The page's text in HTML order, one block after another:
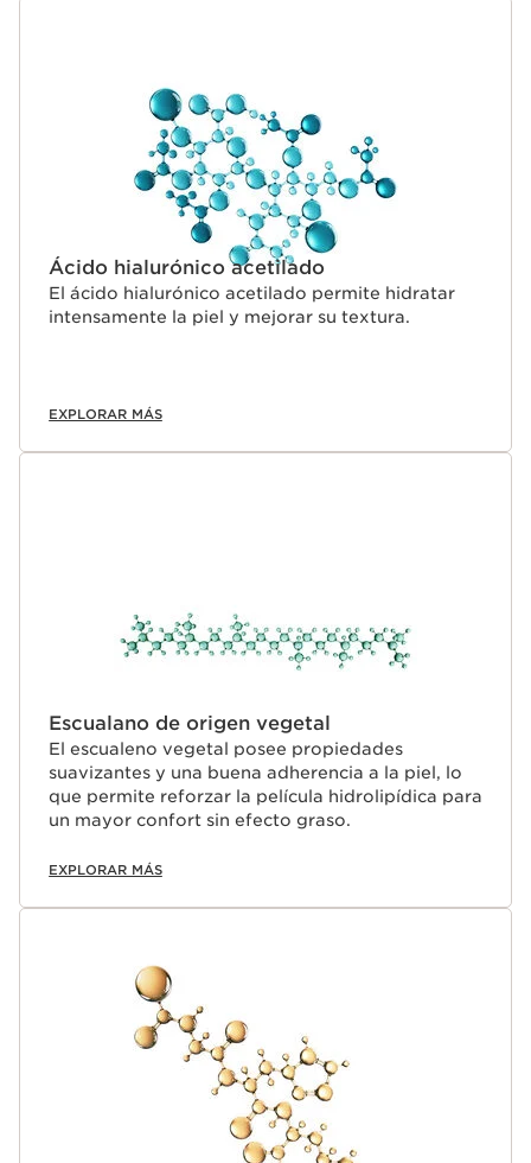
Ácido hialurónico acetilado
El ácido hialurónico acetilado permite hidratar
intensamente la piel y mejorar su textura.
EXPLORAR MÁS
Escualano de origen vegetal
El escualeno vegetal posee propiedades
suavizantes y una buena adherencia a la piel, lo
que permite reforzar la película hidrolipídica para
un mayor confort sin efecto graso.
EXPLORAR MÁS